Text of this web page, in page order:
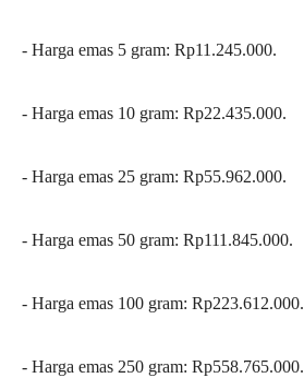
‎- ⁠Harga emas 5 gram: Rp11.245.000.
‎- ⁠Harga emas 10 gram: Rp22.435.000.
‎- Harga emas 25 gram: Rp55.962.000.
‎- ⁠Harga emas 50 gram: Rp111.845.000.
‎- ⁠Harga emas 100 gram: Rp223.612.000.
‎- ⁠Harga emas 250 gram: Rp558.765.000.